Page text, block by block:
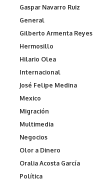
Gaspar Navarro Ruiz
General
Gilberto Armenta Reyes
Hermosillo
Hilario Olea
Internacional
José Felipe Medina
Mexico
Migración
Multimedia
Negocios
Olor a Dinero
Oralia Acosta García
Política